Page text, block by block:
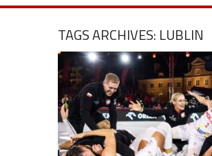
TAGS ARCHIVES: LUBLIN